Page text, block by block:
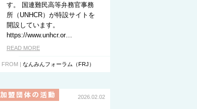
す。 国連難民高等弁務官事務
所（UNHCR）が特設サイトを
開設しています。
https://www.unhcr.or…
READ MORE
FROM | なんみんフォーラム（FRJ）
2026.02.02